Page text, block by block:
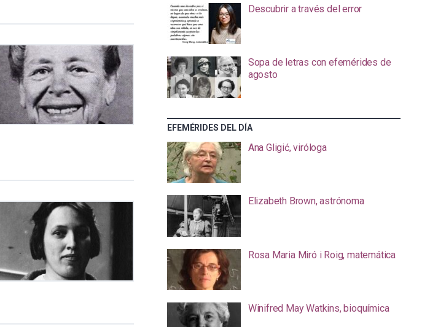
Descubrir a través del error
Sopa de letras con efemérides de
agosto
EFEMÉRIDES DEL DÍA
Ana Gligić, viróloga
Elizabeth Brown, astrónoma
Rosa Maria Miró i Roig, matemática
Winifred May Watkins, bioquímica